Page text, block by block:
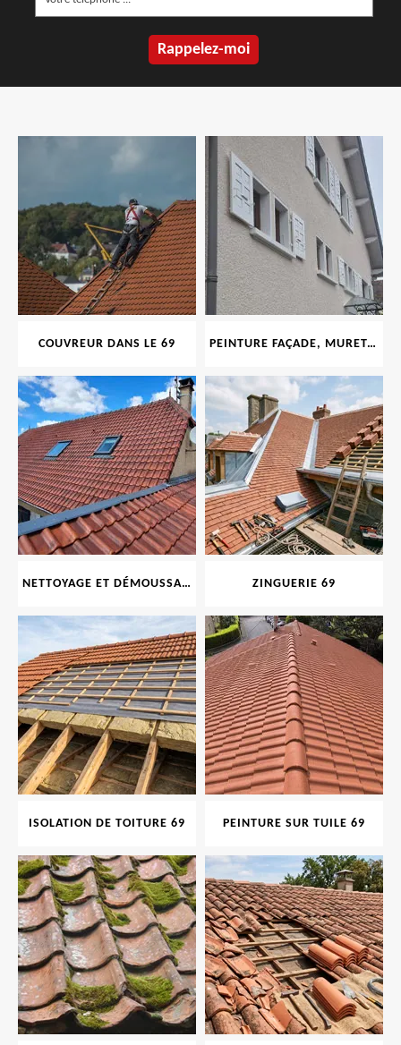
COUVREUR DANS LE 69 PEINTURE FAÇADE, MURET, TOITURE, BOISERIE, FERRONERIE, GOUTTIÈRE 69
NETTOYAGE ET DÉMOUSSAGE DE TOITURE ET FAÇADE 69 ZINGUERIE 69
ISOLATION DE TOITURE 69 PEINTURE SUR TUILE 69